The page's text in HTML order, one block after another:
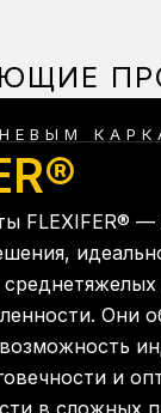
FLEXIFER®
Они
и